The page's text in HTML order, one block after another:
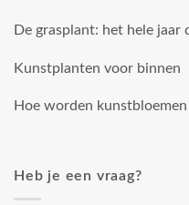
De grasplant: het hele jaar
Kunstplanten voor binnen
Hoe worden kunstbloemen
Heb je een vraag?